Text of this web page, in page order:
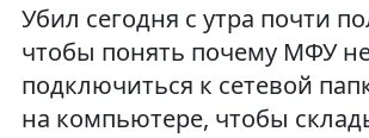
Убил сегодня с утра почти
чтобы понять почему МФУ
подключиться к сетевой
на компьютере, чтобы